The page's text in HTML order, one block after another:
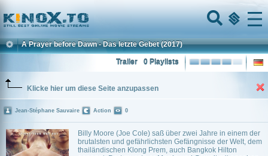
Home
Menu
A Prayer before Dawn - Das letzte Gebet (2017)
0 Playlists
Trailer
Klicke hier um diese Seite anzupassen
Billy Moore (Joe Cole) saß über zwei Jahre in einem der
brutalsten und gefährlichsten Gefängnisse der Welt, dem
thailändischen Klong Prem, auch Bangkok Hilton
Jean-Stéphane Sauvaire Action 0